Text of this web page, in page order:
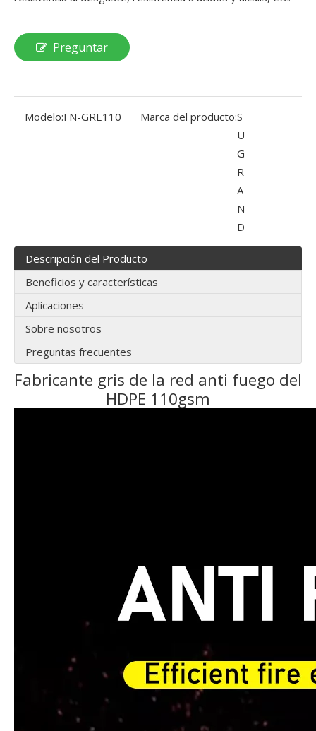
Preguntar
Modelo:FN-GRE110 Marca del producto:S
U
G
R
A
N
D
Descripción del Producto
Beneficios y características
Aplicaciones
Sobre nosotros
Preguntas frecuentes
Fabricante gris de la red anti fuego del
HDPE 110gsm